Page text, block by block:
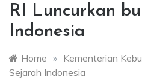
RI Luncurkan
Indonesia
Home » Kementerian
Sejarah Indonesia